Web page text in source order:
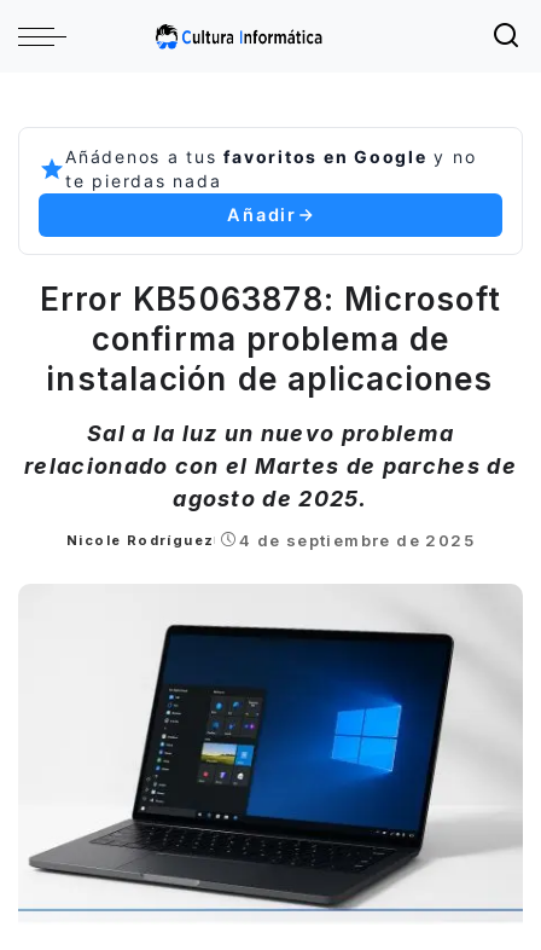
Añádenos a tusfavoritos en Google y no
te pierdas nada
Añadir
Error KB5063878: Microsoft
confirma problema de
instalación de aplicaciones
Sal a la luz un nuevo problema
relacionado con el Martes de parches de
agosto de 2025.
Posted
Nicole Rodríguez 4 de septiembre de 2025